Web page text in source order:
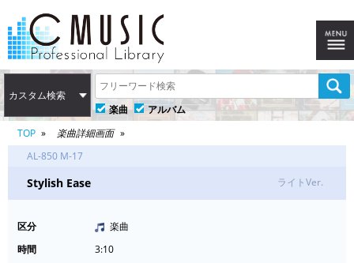
カスタム検索
楽曲
アルバム
TOP
楽曲詳細画面
AL-850 M-17
Stylish Ease ライトVer.
区分
楽曲
時間
3:10